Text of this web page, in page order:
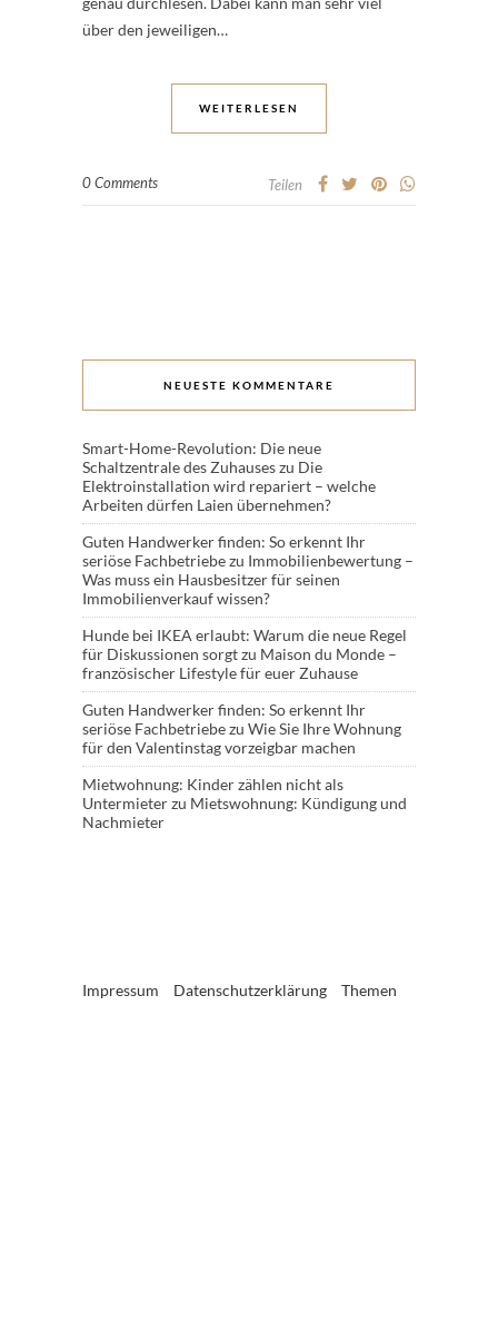
über den jeweiligen…
WEITERLESEN
0 Comments Teilen
NEUESTE KOMMENTARE
Smart-Home-Revolution: Die neue
Schaltzentrale des Zuhauseszu Die
Elektroinstallation wird repariert – welche
Arbeiten dürfen Laien übernehmen?
Guten Handwerker finden: So erkennt Ihr
seriöse Fachbetriebezu Immobilienbewertung –
Was muss ein Hausbesitzer für seinen
Immobilienverkauf wissen?
Hunde bei IKEA erlaubt: Warum die neue Regel
für Diskussionen sorgtzu Maison du Monde –
französischer Lifestyle für euer Zuhause
Guten Handwerker finden: So erkennt Ihr
seriöse Fachbetriebezu Wie Sie Ihre Wohnung
für den Valentinstag vorzeigbar machen
Mietwohnung: Kinder zählen nicht als
Untermieterzu Mietswohnung: Kündigung und
Nachmieter
Impressum Datenschutzerklärung Themen